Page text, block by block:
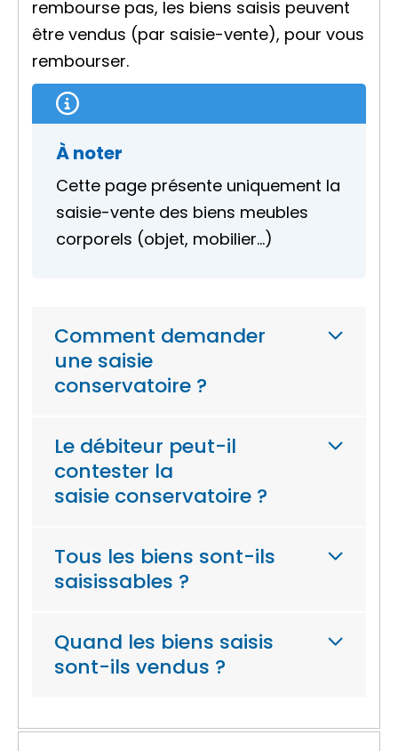
rembourse pas, les biens saisis peuvent
être vendus (par saisie-vente), pour vous
rembourser.
À noter
Cette page présente uniquement la
saisie-vente des biens meubles
corporels (objet, mobilier…)
Comment demander
une saisie
conservatoire ?
Le débiteur peut-il
contester la
saisie conservatoire ?
Tous les biens sont-ils
saisissables ?
Quand les biens saisis
sont-ils vendus ?